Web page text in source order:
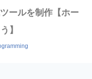
ールを制作【ホー
】